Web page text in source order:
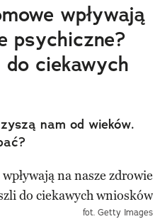
wpływają
psychiczne?
ciekawych
nam od wieków.
fot. Getty Images